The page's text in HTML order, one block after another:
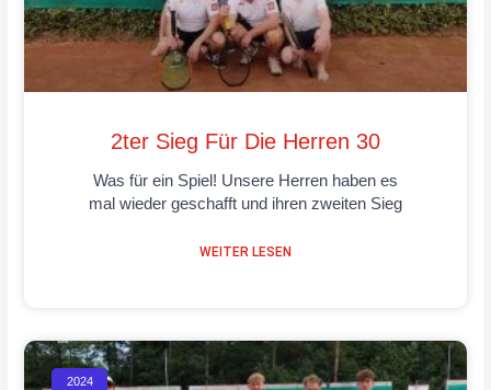
2ter Sieg Für Die Herren 30
Was für ein Spiel! Unsere Herren haben es
mal wieder geschafft und ihren zweiten Sieg
WEITER LESEN
2024